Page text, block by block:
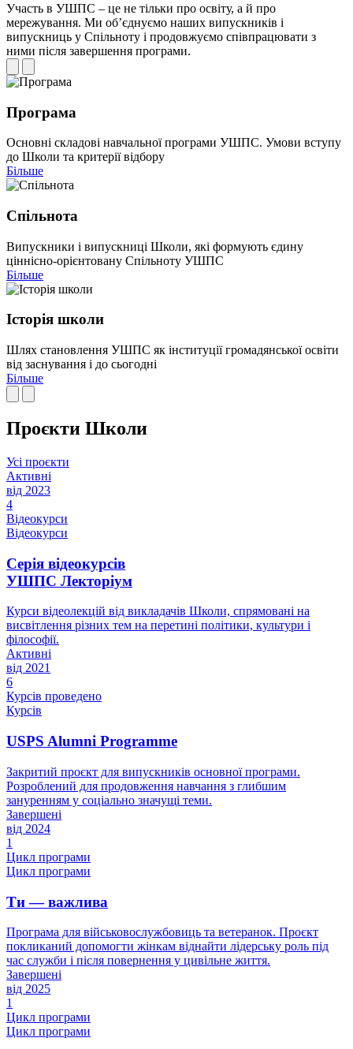
Участь в УШПС – це не тільки про освіту, а й про
мережування. Ми об’єднуємо наших випускників і
випускниць у Спільноту і продовжуємо співпрацювати з
ними після завершення програми.
Програма
Основні складові навчальної програми УШПС. Умови вступу
до Школи та критерії відбору
Більше
Спільнота
Випускники і випускниці Школи, які формують єдину
ціннісно-орієнтовану Спільноту УШПС
Більше
Історія школи
Шлях становлення УШПС як інституції громадянської освіти
від заснування і до сьогодні
Більше
Проєкти Школи
Усi проєкти
Активні
від 2023
4
Відеокурси
Відеокурси
Серія відеокурсів
УШПС Лекторіум
Курси відеолекцій від викладачів Школи, спрямовані на
висвітлення різних тем на перетині політики, культури і
філософії.
Активні
від 2021
6
Курсів проведено
Курсів
USPS Alumni Programme
Закритий проєкт для випускників основної програми.
Розроблений для продовження навчання з глибшим
зануренням у соціально значущі теми.
Завершені
від 2024
1
Цикл програми
Цикл програми
Ти — важлива
Програма для військовослужбовиць та ветеранок. Проєкт
покликаний допомогти жінкам віднайти лідерську роль під
час служби і після повернення у цивільне життя.
Завершені
від 2025
1
Цикл програми
Цикл програми